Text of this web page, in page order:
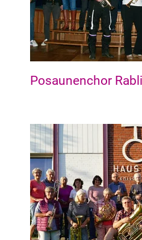
Posaunenchor
Blumenthal Blumenthal,